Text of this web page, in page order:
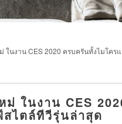
นงาน CES 2020 ครบครันทั้งไมโคร
ในงาน CES
ไตล์ทีวีรุ่นล่าสุด